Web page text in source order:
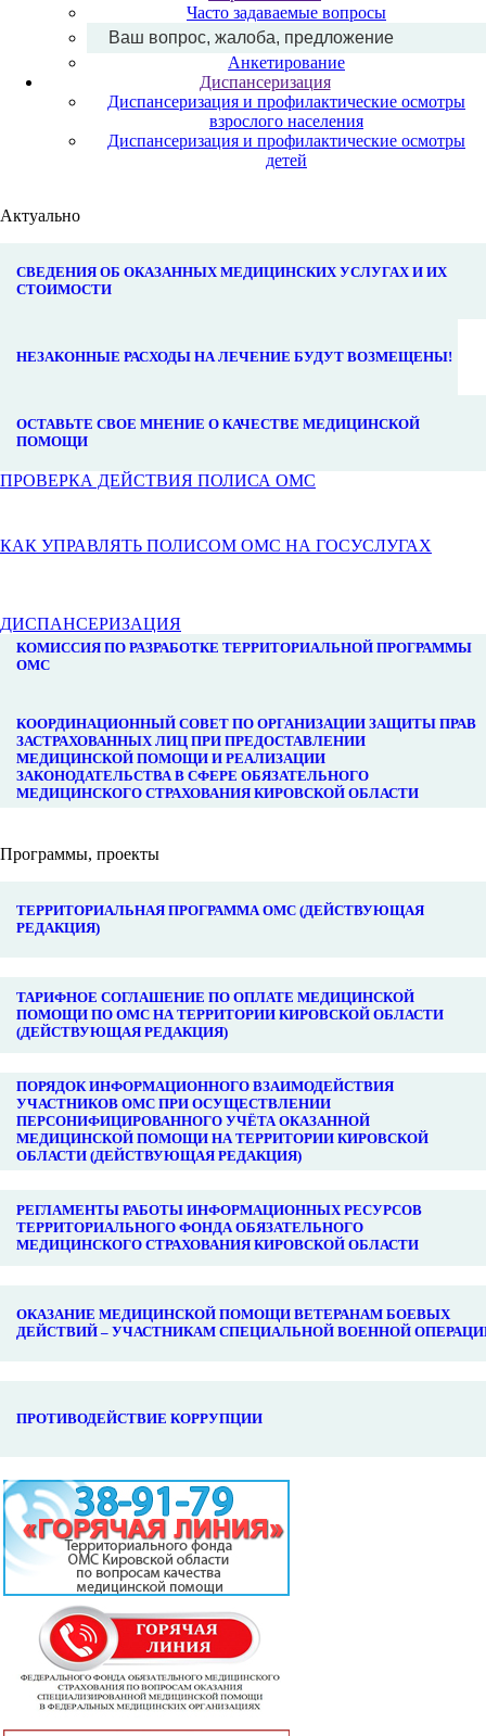
Часто задаваемые вопросы
Ваш вопрос, жалоба, предложение
Анкетирование
Диспансеризация
Диспансеризация и профилактические осмотры
взрослого населения
Диспансеризация и профилактические осмотры
детей
Актуально
СВЕДЕНИЯ ОБ ОКАЗАННЫХ МЕДИЦИНСКИХ УСЛУГАХ И ИХ
СТОИМОСТИ
НЕЗАКОННЫЕ РАСХОДЫ НА ЛЕЧЕНИЕ БУДУТ ВОЗМЕЩЕНЫ!
ОСТАВЬТЕ СВОЕ МНЕНИЕ О КАЧЕСТВЕ МЕДИЦИНСКОЙ
ПОМОЩИ
ПРОВЕРКА ДЕЙСТВИЯ ПОЛИСА ОМС
КАК УПРАВЛЯТЬ ПОЛИСОМ ОМС НА ГОСУСЛУГАХ
ДИСПАНСЕРИЗАЦИЯ
КОМИССИЯ ПО РАЗРАБОТКЕ ТЕРРИТОРИАЛЬНОЙ ПРОГРАММЫ
ОМС
КООРДИНАЦИОННЫЙ СОВЕТ ПО ОРГАНИЗАЦИИ ЗАЩИТЫ ПРАВ
ЗАСТРАХОВАННЫХ ЛИЦ ПРИ ПРЕДОСТАВЛЕНИИ
МЕДИЦИНСКОЙ ПОМОЩИ И РЕАЛИЗАЦИИ
ЗАКОНОДАТЕЛЬСТВА В СФЕРЕ ОБЯЗАТЕЛЬНОГО
МЕДИЦИНСКОГО СТРАХОВАНИЯ КИРОВСКОЙ ОБЛАСТИ
Программы, проекты
ТЕРРИТОРИАЛЬНАЯ ПРОГРАММА ОМС (ДЕЙСТВУЮЩАЯ
РЕДАКЦИЯ)
ТАРИФНОЕ СОГЛАШЕНИЕ ПО ОПЛАТЕ МЕДИЦИНСКОЙ
ПОМОЩИ ПО ОМС НА ТЕРРИТОРИИ КИРОВСКОЙ ОБЛАСТИ
(ДЕЙСТВУЮЩАЯ РЕДАКЦИЯ)
ПОРЯДОК ИНФОРМАЦИОННОГО ВЗАИМОДЕЙСТВИЯ
УЧАСТНИКОВ ОМС ПРИ ОСУЩЕСТВЛЕНИИ
ПЕРСОНИФИЦИРОВАННОГО УЧЁТА ОКАЗАННОЙ
МЕДИЦИНСКОЙ ПОМОЩИ НА ТЕРРИТОРИИ КИРОВСКОЙ
ОБЛАСТИ (ДЕЙСТВУЮЩАЯ РЕДАКЦИЯ)
РЕГЛАМЕНТЫ РАБОТЫ ИНФОРМАЦИОННЫХ РЕСУРСОВ
ТЕРРИТОРИАЛЬНОГО ФОНДА ОБЯЗАТЕЛЬНОГО
МЕДИЦИНСКОГО СТРАХОВАНИЯ КИРОВСКОЙ ОБЛАСТИ
ОКАЗАНИЕ МЕДИЦИНСКОЙ ПОМОЩИ ВЕТЕРАНАМ БОЕВЫХ
ДЕЙСТВИЙ – УЧАСТНИКАМ СПЕЦИАЛЬНОЙ ВОЕННОЙ
ПРОТИВОДЕЙСТВИЕ КОРРУПЦИИ